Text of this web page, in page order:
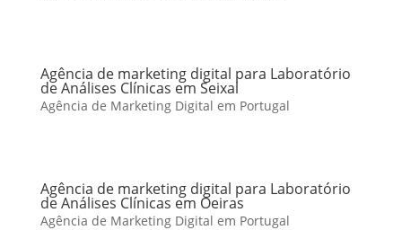
Agência de marketing digital para Laboratório
de Análises Clínicas em Seixal
Agência de Marketing Digital em Portugal
Agência de marketing digital para Laboratório
de Análises Clínicas em Oeiras
Agência de Marketing Digital em Portugal